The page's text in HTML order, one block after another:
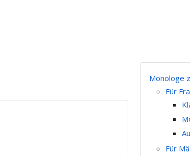
Monologe
Für
Für